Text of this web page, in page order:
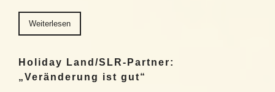
Weiterlesen
Holiday Land/SLR-Partner:
„Veränderung ist gut“